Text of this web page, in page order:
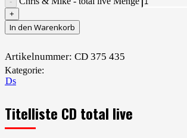
In den Warenkorb
Artikelnummer: CD 375 435
Kategorie:
Titelliste CD total live